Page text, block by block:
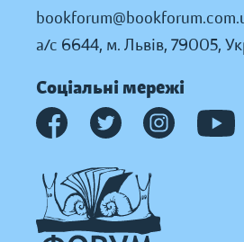
а/с 6644, м. Львів, 79005,
Соціальні мережі